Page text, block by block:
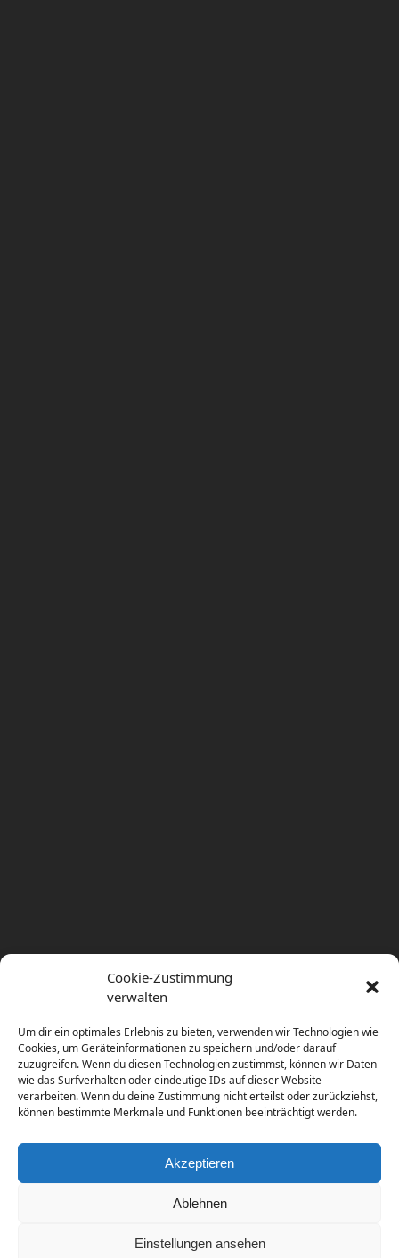
Cookie-Zustimmung
verwalten
Um dir ein optimales Erlebnis zu bieten, verwenden wir Technologien wie
Cookies, um Geräteinformationen zu speichern und/oder darauf
zuzugreifen. Wenn du diesen Technologien zustimmst, können wir Daten
wie das Surfverhalten oder eindeutige IDs auf dieser Website
verarbeiten. Wenn du deine Zustimmung nicht erteilst oder zurückziehst,
können bestimmte Merkmale und Funktionen beeinträchtigt werden.
Akzeptieren
Ablehnen
Einstellungen ansehen